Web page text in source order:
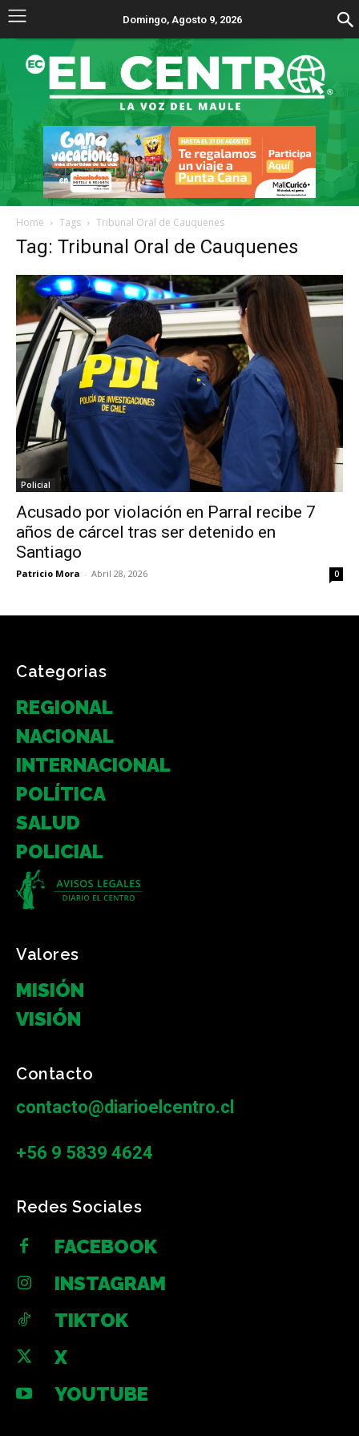
Domingo, Agosto 9, 2026
Home Tags Tribunal Oral de Cauquenes
Tag: Tribunal Oral de Cauquenes
Policial
Acusado por violación en Parral recibe 7
años de cárcel tras ser detenido en
Santiago
Patricio Mora - Abril 28, 2026 0
Categorias
REGIONAL
NACIONAL
INTERNACIONAL
POLÍTICA
SALUD
POLICIAL
Valores
MISIÓN
VISIÓN
Contacto
contacto@diarioelcentro.cl
+56 9 5839 4624
Redes Sociales
FACEBOOK
INSTAGRAM
TIKTOK
X
YOUTUBE